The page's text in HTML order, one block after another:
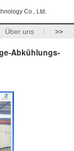
Co., Ltd.
Über uns >>
Abkühlungs-